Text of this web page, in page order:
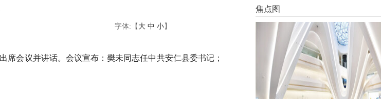
字体:【 大 中 小】
席会议并讲话。会议宣布：樊未同志任中共安仁县委书记；
焦点图